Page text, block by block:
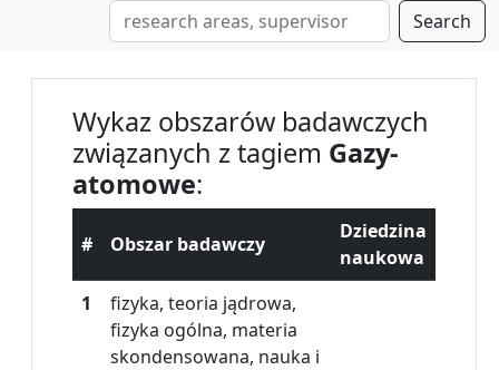
Search
Wykaz obszarów badawczych
związanych z tagiem Gazy-
atomowe:
# Obszar badawczy
Dziedzina
naukowa
1
fizyka, teoria jądrowa,
fizyka ogólna, materia
skondensowana, nauka i